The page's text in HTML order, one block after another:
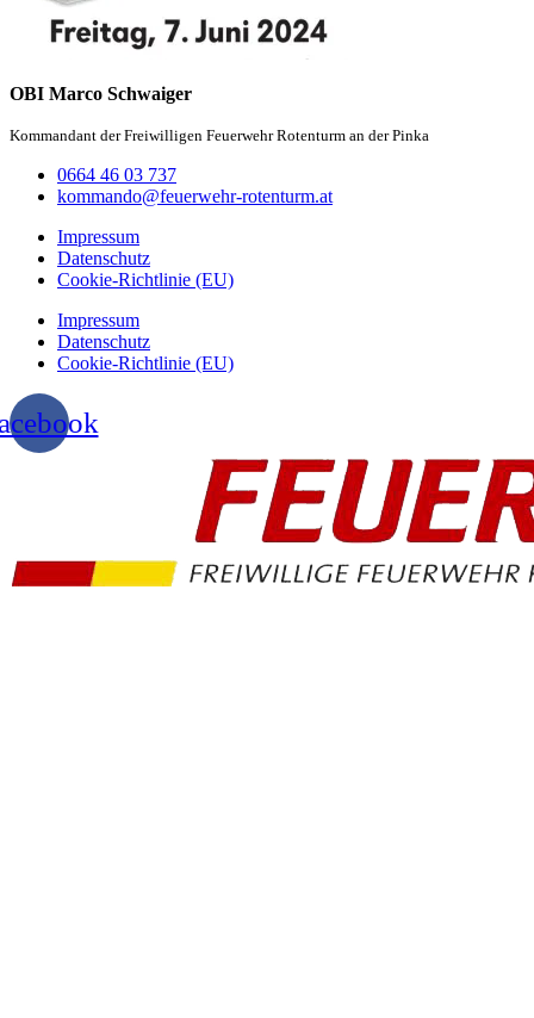
OBI Marco Schwaiger
Kommandant der Freiwilligen Feuerwehr Rotenturm an der Pinka
0664 46 03 737
kommando@feuerwehr-rotenturm.at
Impressum
Datenschutz
Cookie-Richtlinie (EU)
Impressum
Datenschutz
Cookie-Richtlinie (EU)